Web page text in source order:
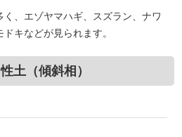
、エゾヤマハギ、スズラン、ナワ
キなどが見られます。
土（傾斜相）